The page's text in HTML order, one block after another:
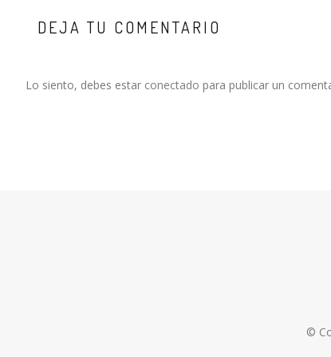
DEJA TU COMENTARIO
Lo siento, debes estar conectado para publicar un
©